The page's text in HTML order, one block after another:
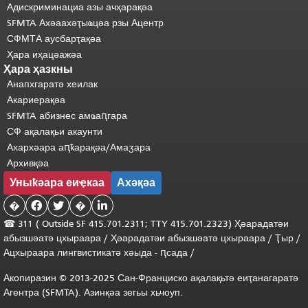
Адискриминациа азы ачҳарақәа
SFMTA Ахәаахәҭыҩцәа рзы Ацентр
СФМТА аусбарҭақәа
Ҳара иҳацәажәа
Ҳара ҳазкны
Анапхгаратә хеилак
Акариерақәа
SFMTA абизнес амҩаԥгара
СФ ақалақьи акаунти
Ахархәара аԥҟарақәа/Амаӡара
Архивқәа
Уныҟәара еиҿкаа Ахәқәа
�   � 
☎ 311 ( Outside SF 415.701.2311; TTY 415.701.2323) Ҳәарадатәи
абызшәатә цхыраара / Ҳәарадатәи абызшәатә цхыраара / Ҭыр /
Ацхыраара лингвистикатә хәыда - ԥсада /
Акопиразин © 2013-2025 Сан-Франциско ақалақьтә еиҭанагаратә
Агентра (SFMTA). Азинқәа зегьы хьчоуп.